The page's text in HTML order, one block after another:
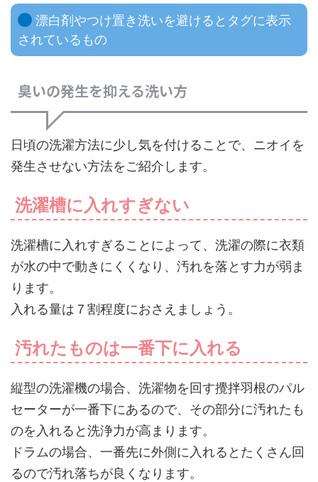
漂白剤やつけ置き洗いを避けるとタグに表示
されているもの
臭いの発生を抑える洗い方
日頃の洗濯方法に少し気を付けることで、ニオイを
発生させない方法をご紹介します。
洗濯槽に入れすぎない
洗濯槽に入れすぎることによって、洗濯の際に衣類
が水の中で動きにくくなり、汚れを落とす力が弱ま
ります。
入れる量は７割程度におさえましょう。
汚れたものは一番下に入れる
縦型の洗濯機の場合、洗濯物を回す攪拌羽根のパル
セーターが一番下にあるので、その部分に汚れたも
のを入れると洗浄力が高まります。
ドラムの場合、一番先に外側に入れるとたくさん回
るので汚れ落ちが良くなります。